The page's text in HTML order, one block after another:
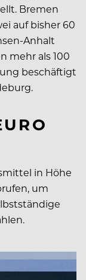
Bremen
auf bisher 60
Anhalt
mehr als 100
beschäftigt
in Höhe
um